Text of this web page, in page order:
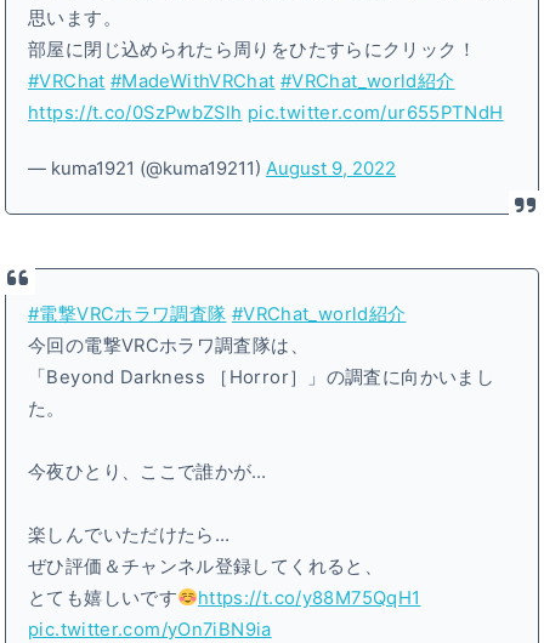
思います。
部屋に閉じ込められたら周りをひたすらにクリック！
#VRChat #MadeWithVRChat #VRChat_world紹介
https://t.co/0SzPwbZSlh pic.twitter.com/ur655PTNdH
— kuma1921 (@kuma19211)August 9, 2022
#電撃VRCホラワ調査隊 #VRChat_world紹介
今回の電撃VRCホラワ調査隊は、
「Beyond Darkness ［Horror］」の調査に向かいまし
た。
今夜ひとり、ここで誰かが…
楽しんでいただけたら…
ぜひ評価＆チャンネル登録してくれると、
とても嬉しいです
https://t.co/y88M75QqH1
pic.twitter.com/yOn7iBN9ia